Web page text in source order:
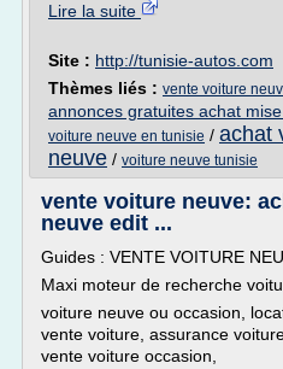
Lire la suite
Site : http://tunisie-autos.com
Thèmes liés : vente voiture
annonces gratuites achat
voiture neuve en tunisie / achat
neuve / voiture neuve tunisie
vente voiture neuve:
neuve edit ...
Guides : VENTE VOITURE
Maxi moteur de recherche
voiture neuve ou occasion,
vente voiture, assurance
vente voiture occasion,